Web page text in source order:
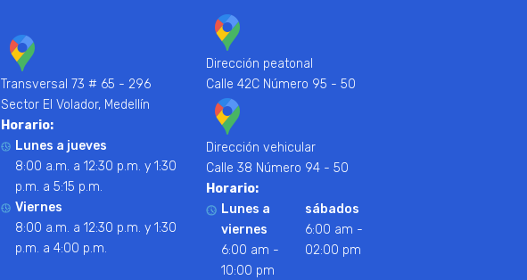
Transversal 73 # 65 - 296
Sector El Volador, Medellín
Horario:
Lunes a jueves
8:00 a.m. a 12:30 p.m. y 1:30
p.m. a 5:15 p.m.
Viernes
8:00 a.m. a 12:30 p.m. y 1:30
p.m. a 4:00 p.m.
Dirección peatonal
Calle 42C Número 95 - 50
Dirección vehicular
Calle 38 Número 94 - 50
Horario:
Lunes a
viernes
6:00 am -
10:00 pm
sábados
6:00 am -
02:00 pm